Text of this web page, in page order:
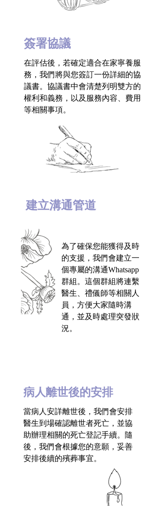
簽署協議
在評估後，若確定適合在家寧養服
務，我們將與您簽訂一份詳細的協
議書。協議書中會清楚列明雙方的
權利和義務，以及服務內容、費用
等相關事項。
建立溝通管道
為了確保您能獲得及時
的支援，我們會建立一
個專屬的溝通Whatsapp
群組。這個群組將連繫
醫生、禮儀師等相關人
員，方便大家隨時溝
通，並及時處理突發狀
況。
病人離世後的安排
當病人安詳離世後，我們會安排
醫生到場確認離世者死亡，並協
助辦理相關的死亡登記手續。隨
後，我們會根據您的意願，妥善
安排後續的殯葬事宜。